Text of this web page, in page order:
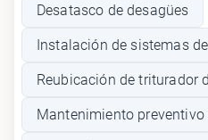
Desatasco de desagües
Instalación de sistemas
Reubicación de triturador
Mantenimiento